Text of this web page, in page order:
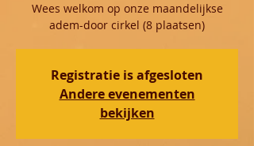
Wees welkom op onze maandelijkse
adem-door cirkel (8 plaatsen)
Registratie is afgesloten
Andere evenementen
bekijken